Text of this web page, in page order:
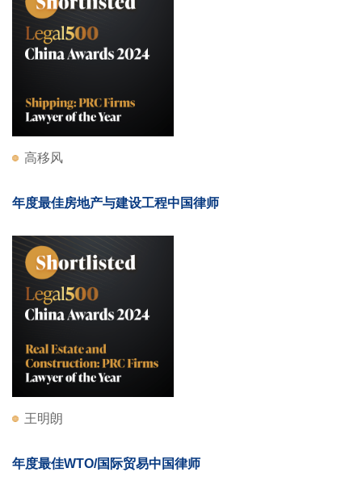
高移风
年度最佳房地产与建设工程中国律师
王明朗
年度最佳WTO/国际贸易中国律师